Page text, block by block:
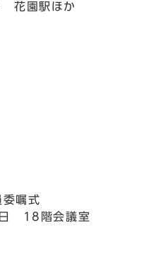
花園駅ほか
委嘱式
18階会議室